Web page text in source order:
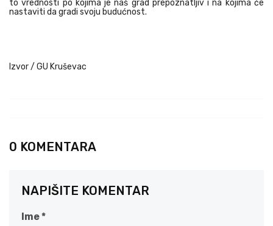
to vrednosti po kojima je naš grad prepoznatljiv i na kojima će
nastaviti da gradi svoju budućnost.
Izvor / GU Kruševac
0 KOMENTARA
NAPIŠITE KOMENTAR
Ime *